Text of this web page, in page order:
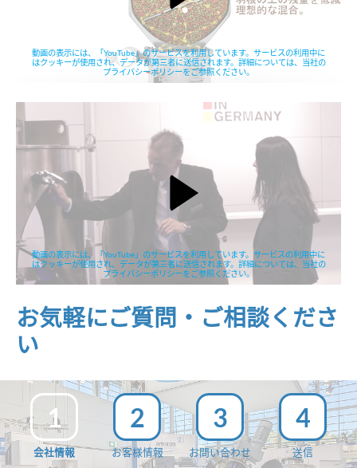
動画の表示には、「YouTube」のサービスを利用しています。サービスの利用中に
はクッキーが使用され、データが第三者に送信されます。詳細については、当社の
プライバシーポリシーをご参照ください。
動画の表示には、「YouTube」のサービスを利用しています。サービスの利用中に
はクッキーが使用され、データが第三者に送信されます。詳細については、当社の
プライバシーポリシーをご参照ください。
お気軽にご質問・ご相談くださ
い
1
会社情報
2
お客様情報
3
お問い合わせ
4
送信